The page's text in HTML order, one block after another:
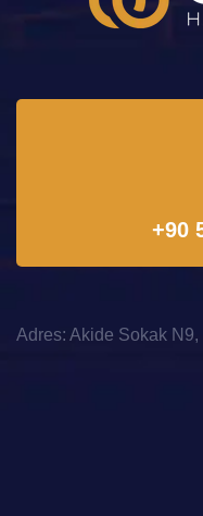
+90
Adres: Akide Sokak N9,